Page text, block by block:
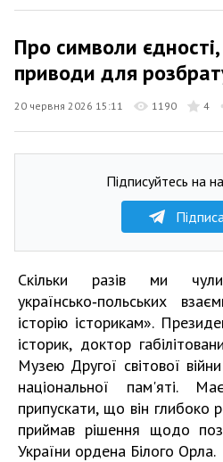
Про символи
приводи для
20 червня 2026 15:11 1190 4
Підписуйтесь на
Скільки разів ми
українсько‑польських
історію історикам».
історик, доктор
Музею Другої світової
національної пам'яті.
припускати, що він глибоко
приймав рішення щодо
України ордена Білого Орла.